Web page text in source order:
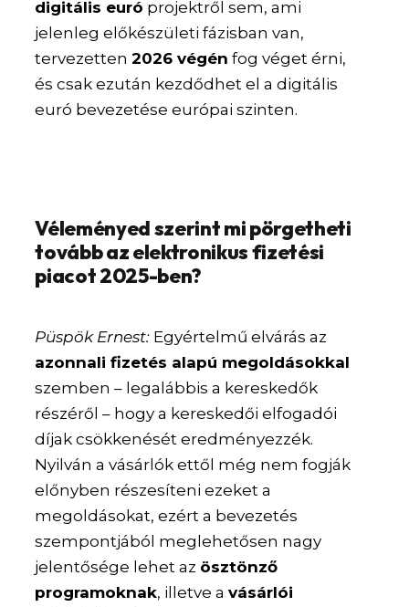
digitális euró projektről sem, ami
jelenleg előkészületi fázisban van,
tervezetten2026 végén fog véget érni,
és csak ezután kezdődhet el a digitális
euró bevezetése európai szinten.
Véleményed szerint mi pörgetheti
tovább az elektronikus fizetési
piacot 2025-ben?
Püspök Ernest: Egyértelmű elvárás az
azonnali fizetés alapú megoldásokkal
szemben – legalábbis a kereskedők
részéről – hogy a kereskedői elfogadói
díjak csökkenését eredményezzék.
Nyilván a vásárlók ettől még nem fogják
előnyben részesíteni ezeket a
megoldásokat, ezért a bevezetés
szempontjából meglehetősen nagy
jelentősége lehet az ösztönző
programoknak, illetve avásárlói